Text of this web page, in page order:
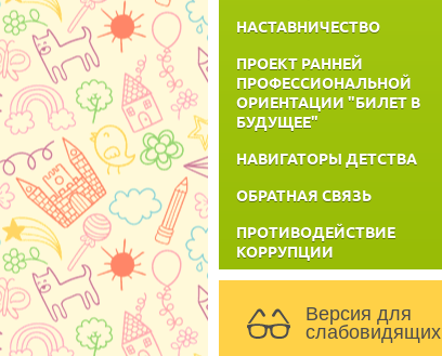
НАСТАВНИЧЕСТВО
ПРОЕКТ РАННЕЙ
ПРОФЕССИОНАЛЬНОЙ
ОРИЕНТАЦИИ "БИЛЕТ В
БУДУЩЕЕ"
НАВИГАТОРЫ ДЕТСТВА
ОБРАТНАЯ СВЯЗЬ
ПРОТИВОДЕЙСТВИЕ
КОРРУПЦИИ
Версия для
слабовидящих